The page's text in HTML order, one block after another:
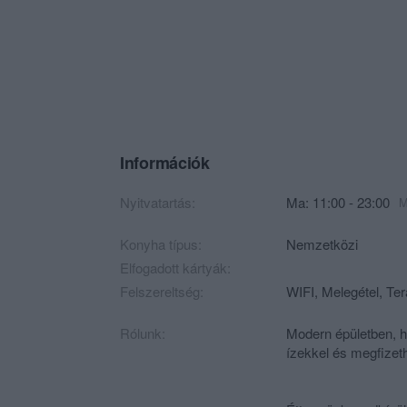
Információk
Nyitvatartás: Ma: 11:00 - 23:00
Konyha típus:
Nemzetközi
Elfogadott kártyák:
Felszereltség:
WIFI, Melegétel,
Rólunk:
Modern épületben,
ízekkel és